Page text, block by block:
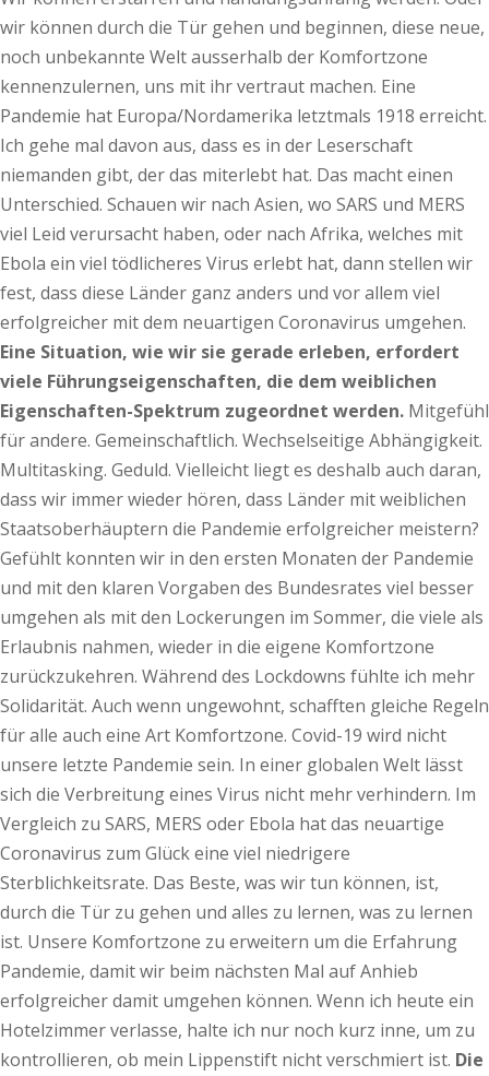
wir können durch die Tür gehen und beginnen, diese neue,
noch unbekannte Welt ausserhalb der Komfortzone
kennenzulernen, uns mit ihr vertraut machen. Eine
Pandemie hat Europa/Nordamerika letztmals 1918 erreicht.
Ich gehe mal davon aus, dass es in der Leserschaft
niemanden gibt, der das miterlebt hat. Das macht einen
Unterschied. Schauen wir nach Asien, wo SARS und MERS
viel Leid verursacht haben, oder nach Afrika, welches mit
Ebola ein viel tödlicheres Virus erlebt hat, dann stellen wir
fest, dass diese Länder ganz anders und vor allem viel
erfolgreicher mit dem neuartigen Coronavirus umgehen.
Eine Situation, wie wir sie gerade erleben, erfordert
viele Führungseigenschaften, die dem weiblichen
Eigenschaften-Spektrum zugeordnet werden. Mitgefühl
für andere. Gemeinschaftlich. Wechselseitige Abhängigkeit.
Multitasking. Geduld. Vielleicht liegt es deshalb auch daran,
dass wir immer wieder hören, dass Länder mit weiblichen
Staatsoberhäuptern die Pandemie erfolgreicher meistern?
Gefühlt konnten wir in den ersten Monaten der Pandemie
und mit den klaren Vorgaben des Bundesrates viel besser
umgehen als mit den Lockerungen im Sommer, die viele als
Erlaubnis nahmen, wieder in die eigene Komfortzone
zurückzukehren. Während des Lockdowns fühlte ich mehr
Solidarität. Auch wenn ungewohnt, schafften gleiche Regeln
für alle auch eine Art Komfortzone. Covid-19 wird nicht
unsere letzte Pandemie sein. In einer globalen Welt lässt
sich die Verbreitung eines Virus nicht mehr verhindern. Im
Vergleich zu SARS, MERS oder Ebola hat das neuartige
Coronavirus zum Glück eine viel niedrigere
Sterblichkeitsrate. Das Beste, was wir tun können, ist,
durch die Tür zu gehen und alles zu lernen, was zu lernen
ist. Unsere Komfortzone zu erweitern um die Erfahrung
Pandemie, damit wir beim nächsten Mal auf Anhieb
erfolgreicher damit umgehen können. Wenn ich heute ein
Hotelzimmer verlasse, halte ich nur noch kurz inne, um zu
kontrollieren, ob mein Lippenstift nicht verschmiert ist. Die